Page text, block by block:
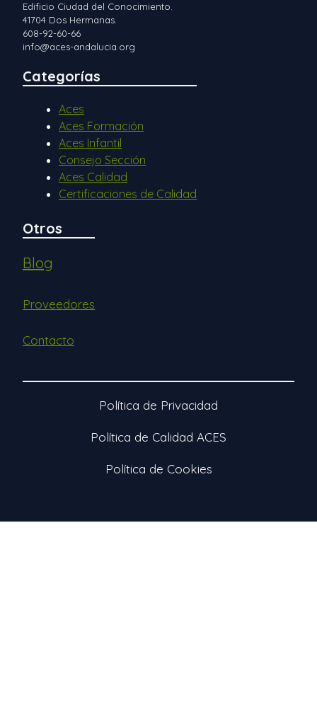
Edificio Ciudad del Conocimiento.
41704 Dos Hermanas.
608-92-60-66
info@aces-andalucia.org
Categorías
Aces
Aces Formación
Aces Infantil
Consejo Sección
Aces Calidad
Certificaciones de Calidad
Otros
Blog
Proveedores
Contacto
Política de Privacidad
Política de Calidad ACES
Política de Cookies